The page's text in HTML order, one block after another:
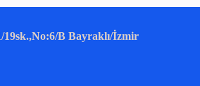
19sk.,No:6/B Bayraklı/İzmir